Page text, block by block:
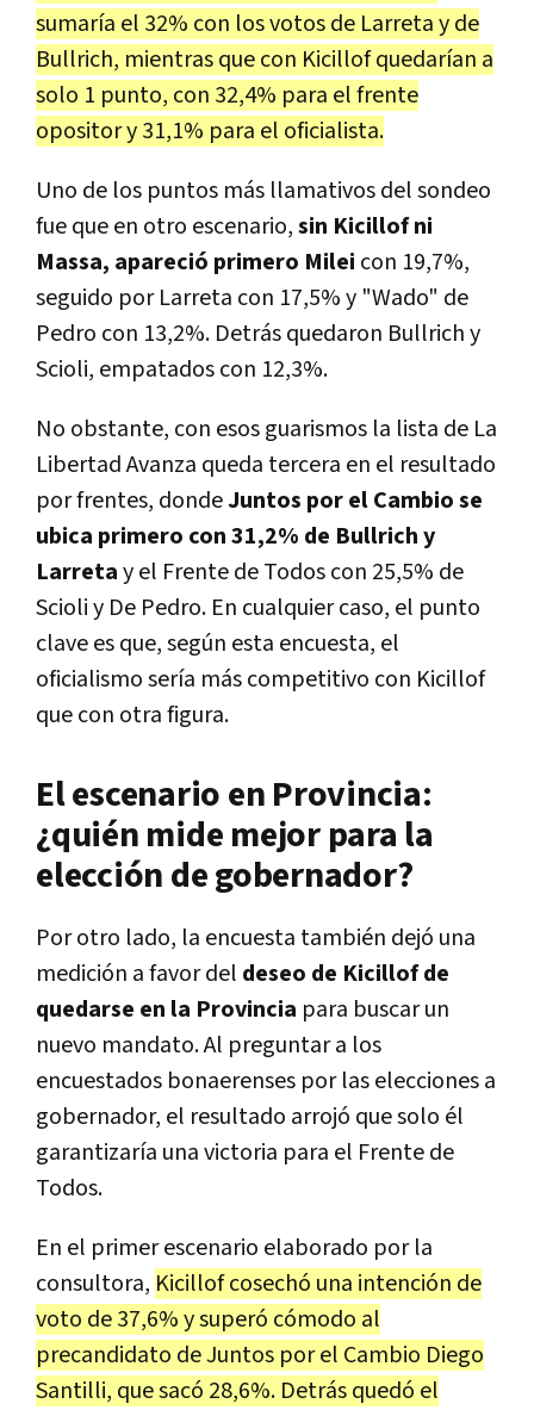
sumaría el 32% con los votos de Larreta y de
Bullrich, mientras que con Kicillof quedarían a
solo 1 punto, con 32,4% para el frente
opositor y 31,1% para el oficialista.
Uno de los puntos más llamativos del sondeo
fue que en otro escenario,sin Kicillof ni
Massa, apareció primero Milei con 19,7%,
seguido por Larreta con 17,5% y "Wado" de
Pedro con 13,2%. Detrás quedaron Bullrich y
Scioli, empatados con 12,3%.
No obstante, con esos guarismos la lista de La
Libertad Avanza queda tercera en el resultado
por frentes, dondeJuntos por el Cambio se
ubica primero con 31,2% de Bullrich y
Larretay el Frente de Todos con 25,5% de
Scioli y De Pedro. En cualquier caso, el punto
clave es que, según esta encuesta, el
oficialismo sería más competitivo con Kicillof
que con otra figura.
El escenario en Provincia:
¿quién mide mejor para la
elección de gobernador?
Por otro lado, la encuesta también dejó una
medición a favor del deseo de Kicillof de
quedarse en la Provincia para buscar un
nuevo mandato. Al preguntar a los
encuestados bonaerenses por las elecciones a
gobernador, el resultado arrojó que solo él
garantizaría una victoria para el Frente de
Todos.
En el primer escenario elaborado por la
consultora, Kicillof cosechó una intención de
voto de 37,6% y superó cómodo al
precandidato de Juntos por el Cambio Diego
Santilli, que sacó 28,6%. Detrás quedó el